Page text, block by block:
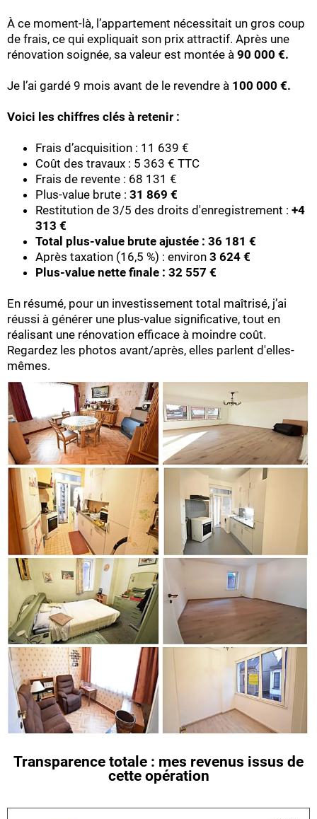
À ce moment-là, l’appartement nécessitait un gros coup
de frais, ce qui expliquait son prix attractif. Après une
rénovation soignée, sa valeur est montée à 90 000 €.
Je l’ai gardé 9 mois avant de le revendre à 100 000 €.
Voici les chiffres clés à retenir :
Frais d’acquisition : 11 639 €
Coût des travaux : 5 363 € TTC
Frais de revente : 68 131 €
Plus-value brute : 31 869 €
Restitution de 3/5 des droits d'enregistrement : +4
313 €
Total plus-value brute ajustée : 36 181 €
Après taxation (16,5 %) : environ 3 624 €
Plus-value nette finale : 32 557 €
En résumé, pour un investissement total maîtrisé, j’ai
réussi à générer une plus-value significative, tout en
réalisant une rénovation efficace à moindre coût.
Regardez les photos avant/après, elles parlent d'elles-
mêmes.
Transparence totale : mes revenus issus de
cette opération